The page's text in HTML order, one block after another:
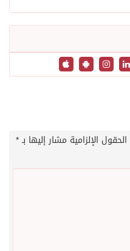
الحقول الإلزامية مشار إليها بـ*